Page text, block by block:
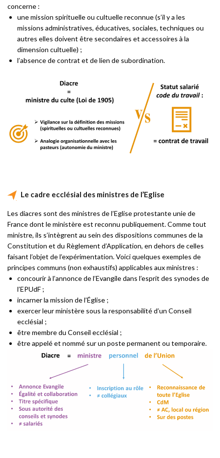
concerne :
une mission spirituelle ou cultuelle reconnue (s’il y a les
missions administratives, éducatives, sociales, techniques ou
autres elles doivent être secondaires et accessoires à la
dimension cultuelle) ;
l’absence de contrat et de lien de subordination.
Le cadre ecclésial des ministres de l’Eglise
Les diacres sont des ministres de l’Eglise protestante unie de
France dont le ministère est reconnu publiquement. Comme tout
ministre, ils s’intègrent au sein des dispositions communes de la
Constitution et du Règlement d’Application, en dehors de celles
faisant l’objet de l’expérimentation. Voici quelques exemples de
principes communs (non exhaustifs) applicables aux ministres :
concourir à l’annonce de l’Evangile dans l’esprit des synodes de
l’EPUdF ;
incarner la mission de l’Église ;
exercer leur ministère sous la responsabilité d’un Conseil
ecclésial ;
être membre du Conseil ecclésial ;
être appelé et nommé sur un poste permanent ou temporaire.